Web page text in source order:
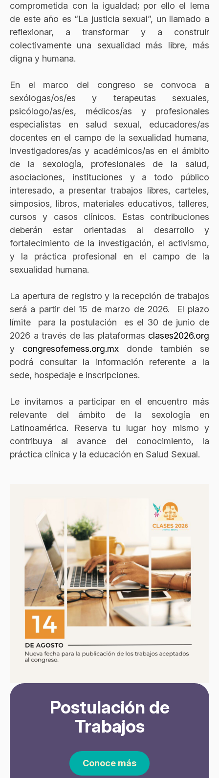
comprometida con la igualdad; por ello el lema
de este año es “La justicia sexual”, un llamado a
reflexionar, a transformar y a construir
colectivamente una sexualidad más libre, más
digna y humana.
En el marco del congreso se convoca a
sexólogas/os/es y terapeutas sexuales,
psicólogo/as/es, médicos/as y profesionales
especialistas en salud sexual, educadores/as
docentes en el campo de la sexualidad humana,
investigadores/as y académicos/as en el ámbito
de la sexología, profesionales de la salud,
asociaciones, instituciones y a todo público
interesado, a presentar trabajos libres, carteles,
simposios, libros, materiales educativos, talleres,
cursos y casos clínicos. Estas contribuciones
deberán estar orientadas al desarrollo y
fortalecimiento de la investigación, el activismo,
y la práctica profesional en el campo de la
sexualidad humana.
La apertura de registro y la recepción de trabajos
será a partir del 15 de marzo de 2026. El plazo
límite para la postulación es el 30 de junio de
2026 a través de las plataformas clases2026.org
y congresofemess.org.mx donde también se
podrá consultar la información referente a la
sede, hospedaje e inscripciones.
Le invitamos a participar en el encuentro más
relevante del ámbito de la sexología en
Latinoamérica. Reserva tu lugar hoy mismo y
contribuya al avance del conocimiento, la
práctica clínica y la educación en Salud Sexual.
Postulación de
Trabajos
Conoce más